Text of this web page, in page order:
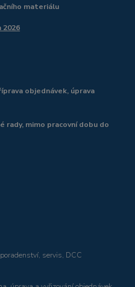
materiálu
2026
objednávek, úprava
mimo pracovní dobu do
servis, DCC